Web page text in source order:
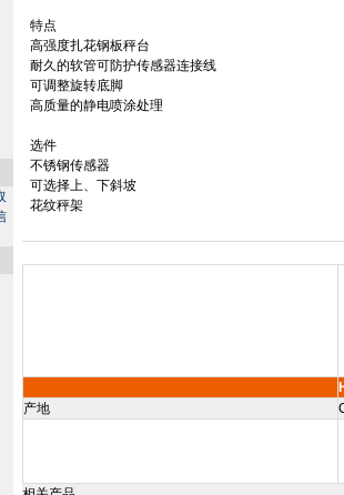
特点
高强度扎花钢板秤台
耐久的软管可防护传感器连接线
可调整旋转底脚
高质量的静电喷涂处理
选件
不锈钢传感器
可选择上、下斜坡
花纹秤架
产地